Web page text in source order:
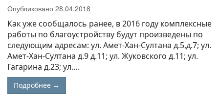
Опубликовано 28.04.2018
Как уже сообщалось ранее, в 2016 году комплексные
работы по благоустройству будут произведены по
следующим адресам: ул. Амет-Хан-Султана д.5,д.7; ул.
Амет-Хан-Султана д.9 д.11; ул. Жуковского д.11; ул.
Гагарина д.23; ул….
Подробнее →